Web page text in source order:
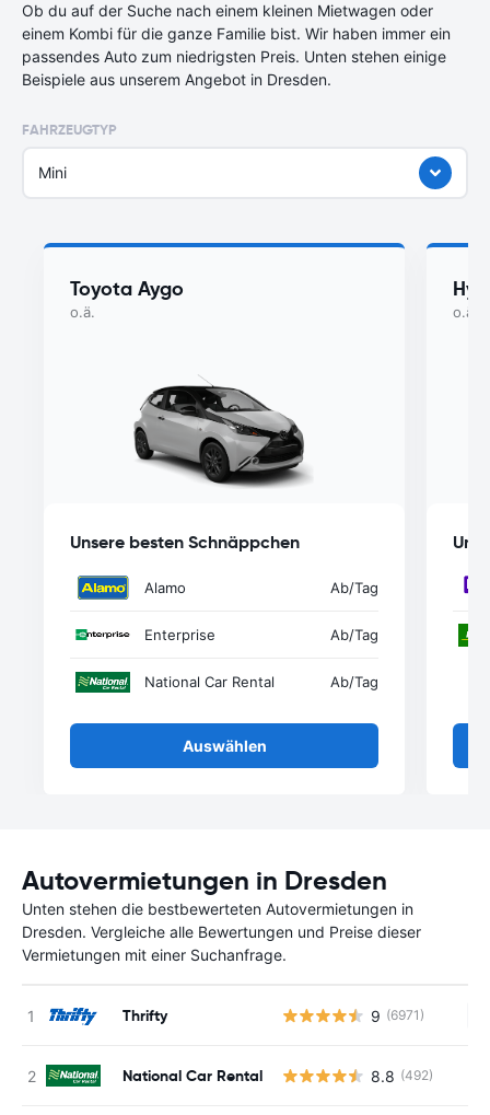
Ob du auf der Suche nach einem kleinen Mietwagen oder
einem Kombi für die ganze Familie bist. Wir haben immer ein
passendes Auto zum niedrigsten Preis. Unten stehen einige
Beispiele aus unserem Angebot in Dresden.
FAHRZEUGTYP
Mini
Toyota Aygo
o.ä.
Unsere besten Schnäppchen
Alamo Ab/Tag
Enterprise Ab/Tag
National Car Rental Ab/Tag
Auswählen
o.ä.
Autovermietungen in Dresden
Unten stehen die bestbewerteten Autovermietungen in
Dresden. Vergleiche alle Bewertungen und Preise dieser
Vermietungen mit einer Suchanfrage.
Thrifty 9 (6971)
National Car Rental 8.8 (492)